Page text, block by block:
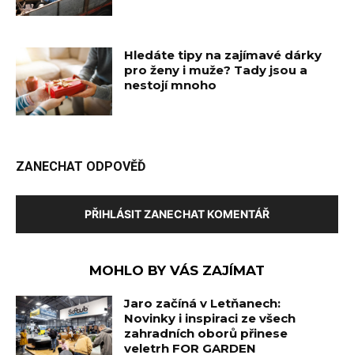
Hledáte tipy na zajímavé dárky
pro ženy i muže? Tady jsou a
nestojí mnoho
ZANECHAT ODPOVĚĎ
PŘIHLÁSIT ZANECHAT KOMENTÁŘ
MOHLO BY VÁS ZAJÍMAT
Jaro začíná v Letňanech:
Novinky i inspiraci ze všech
zahradních oborů přinese
veletrh FOR GARDEN